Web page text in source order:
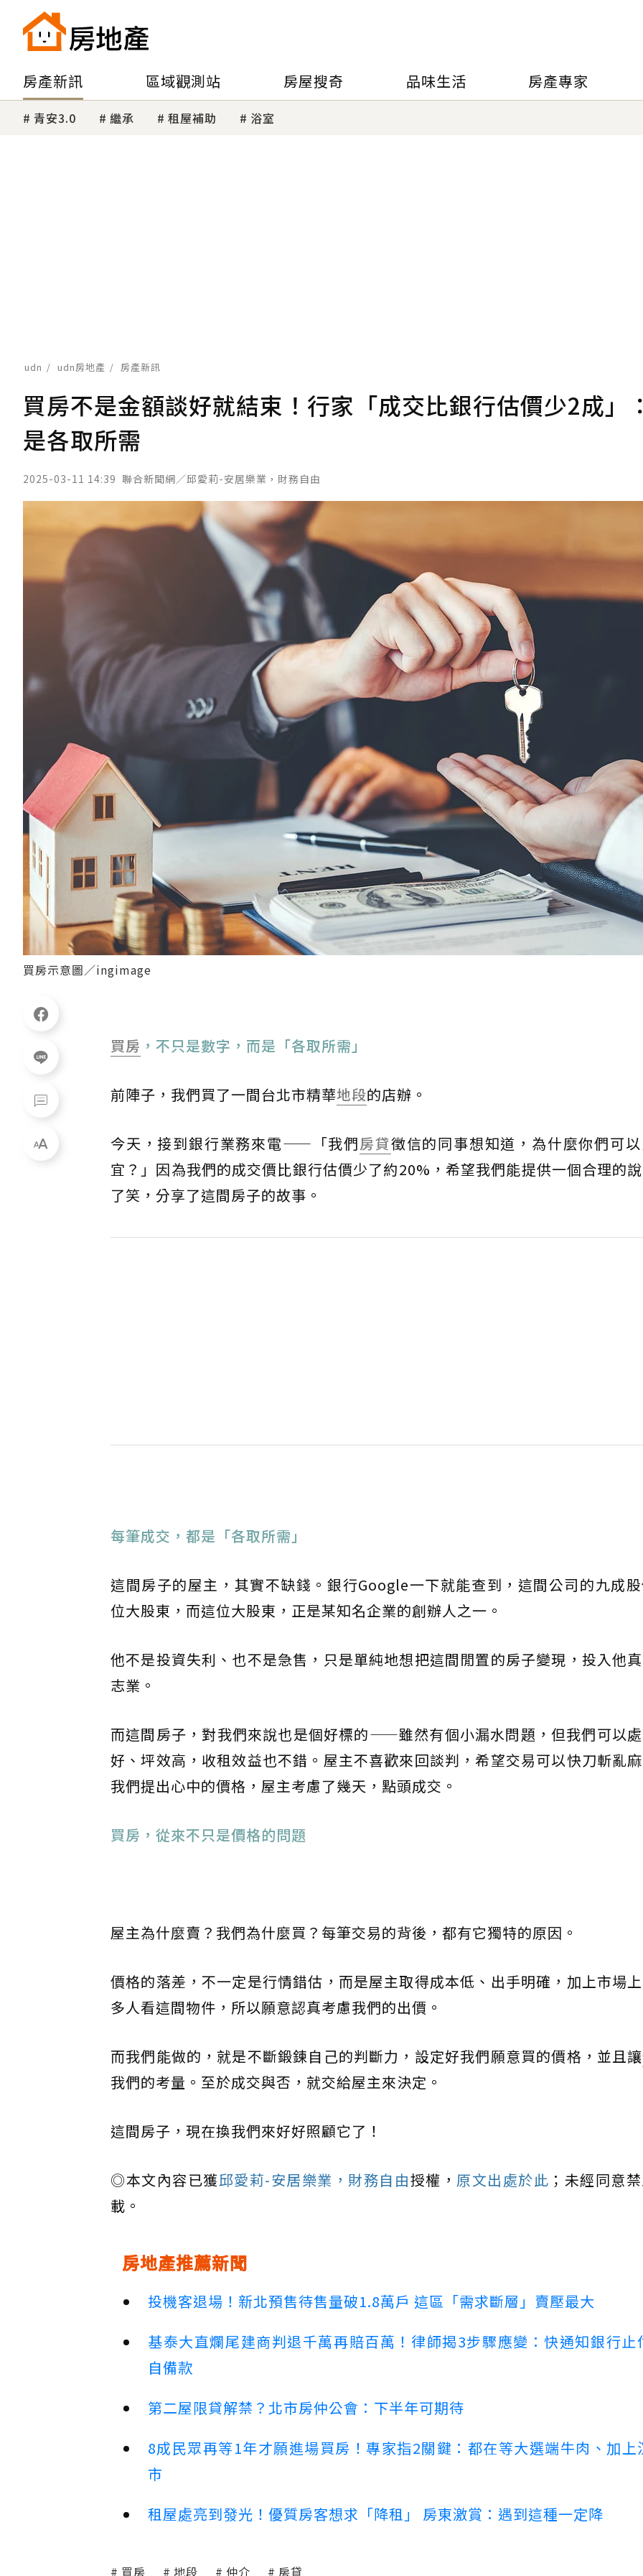
房產新訊 區域觀測站 房屋搜奇 品味生活 房產專家
青安3.0 繼承 租屋補助 浴室
udn udn房地產 房產新訊
買房不是金額談好就結束！行家「成交比銀行估價少2成」
是各取所需
2025-03-11 14:39 聯合新聞網／邱愛莉-安居樂業，財務自由
買房示意圖／ingimage
買房 ，不只是數字，而是「各取所需」
前陣子，我們買了一間台北市精華地段的店辦。
今天，接到銀行業務來電——󠀠「我們房貸徵信的同事想知道，為什麼你們可
宜？」因為我們的成交價比銀行估價少了約20%，希望我們能提供一個合理的
了笑，分享了這間房子的故事。
每筆成交，都是「各取所需」
這間房子的屋主，其實不缺錢。銀行Google一下就能查到，這間公司的九成
位大股東，而這位大股東，正是某知名企業的創辦人之一。
他不是投資失利、也不是急售，只是單純地想把這間閒置的房子變現，投入他
志業。
而這間房子，對我們來說也是個好標的——雖然有個小漏水問題，但我們可以
好、坪效高，收租效益也不錯。屋主不喜歡來回談判，希望交易可以快刀斬亂麻
我們提出心中的價格，屋主考慮了幾天，點頭成交。
買房，從來不只是價格的問題
屋主為什麼賣？我們為什麼買？每筆交易的背後，都有它獨特的原因。
價格的落差，不一定是行情錯估，而是屋主取得成本低、出手明確，加上市場
多人看這間物件，所以願意認真考慮我們的出價。
而我們能做的，就是不斷鍛鍊自己的判斷力，設定好我們願意買的價格，並且讓
我們的考量。至於成交與否，就交給屋主來決定。
這間房子，現在換我們來好好照顧它了！
◎本文內容已獲邱愛莉-安居樂業，財務自由授權， 原文出處於此 ；未經同意
載。
房地產推薦新聞
投機客退場！新北預售待售量破1.8萬戶 這區「需求斷層」賣壓最大
基泰大直爛尾建商判退千萬再賠百萬！律師揭3步驟應變：快通知銀行止
自備款
第二屋限貸解禁？北市房仲公會：下半年可期待
8成民眾再等1年才願進場買房！專家指2關鍵：都在等大選端牛肉、加上
市
租屋處亮到發光！優質房客想求「降租」 房東激賞：遇到這種一定降
買房 地段 仲介 房貸